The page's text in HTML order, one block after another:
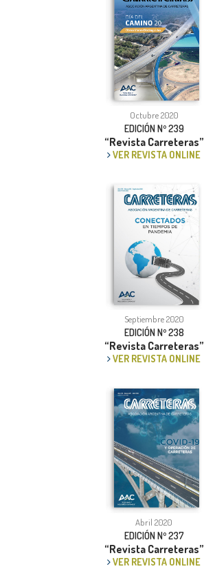
Octubre 2020
EDICIÓN Nº 239
“Revista Carreteras”
VER REVISTA ONLINE
Septiembre 2020
EDICIÓN Nº 238
“Revista Carreteras”
VER REVISTA ONLINE
Abril 2020
EDICIÓN Nº 237
“Revista Carreteras”
VER REVISTA ONLINE